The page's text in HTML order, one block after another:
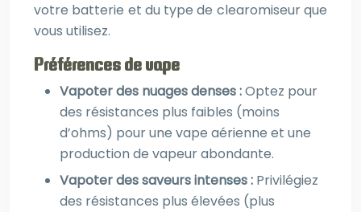
votre batterie et du type de clearomiseur que
vous utilisez.
Préférences de vape
Vapoter des nuages denses :Optez pour
des résistances plus faibles (moins
d’ohms) pour une vape aérienne et une
production de vapeur abondante.
Vapoter des saveurs intenses : Privilégiez
des résistances plus élevées (plus